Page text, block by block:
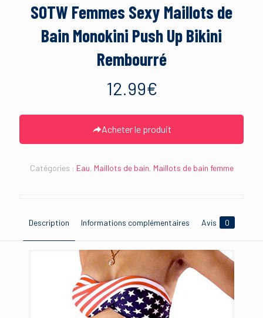
SOTW Femmes Sexy Maillots de
Bain Monokini Push Up Bikini
Rembourré
12.99€
Acheter le produit
Catégories : Eau, Maillots de bain, Maillots de bain femme
Description Informations complémentaires Avis 0